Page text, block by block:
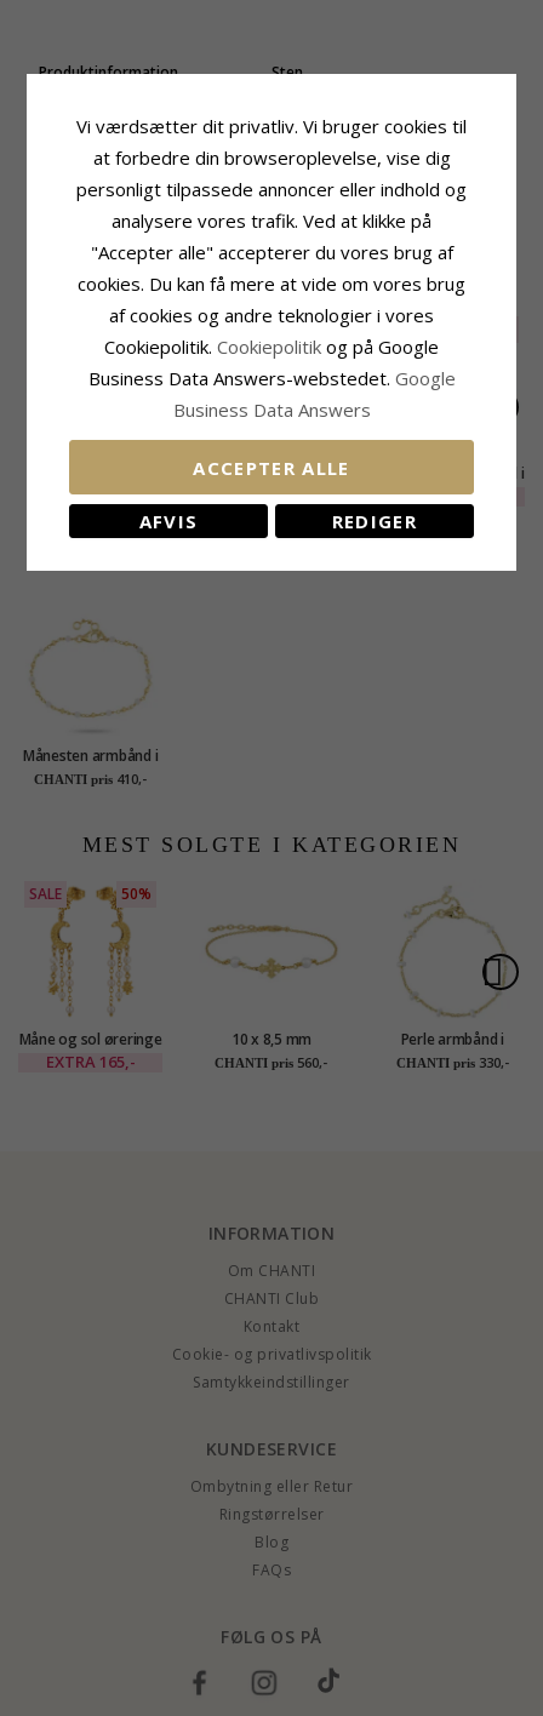
Produktinformation
Armbånd
Ædelmetal: Forgyldt Sølv
Kollektion: Loom Stones
Blank
Sten
Farve: Regnbuefarvet
Månesten
Fatning
RELATEREDE PRODUKTER
forgyldt sølv - Loom
Stones
CHANTI pris 385,-
Blå armbånd i
forgyldt sølv - Loom
Stones
CHANTI pris 535,-
SALE
Multifarvet armbånd i
forgyldt sølv - Loom
Stones
EXTRA280,-
Månesten armbånd i
forgyldt sølv - Loom
CHANTI pris 410,-
MEST SOLGTE I KATEGORIEN
SALE 50%
Måne og sol øreringe
i forgyldt messing -
EXTRA 165,-
10 x 8,5 mm
dagmarkors perle
CHANTI pris 560,-
Perle armbånd i
forgyldt sølv
CHANTI pris 330,-
INFORMATION
Om CHANTI
CHANTI Club
Kontakt
Cookie- og privatlivspolitik
Samtykkeindstillinger
KUNDESERVICE
Ombytning eller Retur
Ringstørrelser
Blog
FAQs
FØLG OS PÅ
Vi værdsætter dit privatliv. Vi bruger cookies til
at forbedre din browseroplevelse, vise dig
personligt tilpassede annoncer eller indhold og
analysere vores trafik. Ved at klikke på
"Accepter alle" accepterer du vores brug af
cookies. Du kan få mere at vide om vores brug
af cookies og andre teknologier i vores
Cookiepolitik. Cookiepolitik og på Google
Business Data Answers-webstedet. Google
Business Data Answers
ACCEPTER ALLE
AFVIS REDIGER